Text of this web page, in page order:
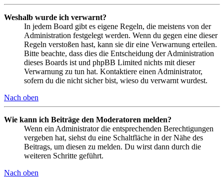
Weshalb wurde ich verwarnt?
In jedem Board gibt es eigene Regeln, die meistens von der
Administration festgelegt werden. Wenn du gegen eine dieser
Regeln verstoßen hast, kann sie dir eine Verwarnung erteilen.
Bitte beachte, dass dies die Entscheidung der Administration
dieses Boards ist und phpBB Limited nichts mit dieser
Verwarnung zu tun hat. Kontaktiere einen Administrator,
sofern du die nicht sicher bist, wieso du verwarnt wurdest.
Nach oben
Wie kann ich Beiträge den Moderatoren melden?
Wenn ein Administrator die entsprechenden Berechtigungen
vergeben hat, siehst du eine Schaltfläche in der Nähe des
Beitrags, um diesen zu melden. Du wirst dann durch die
weiteren Schritte geführt.
Nach oben